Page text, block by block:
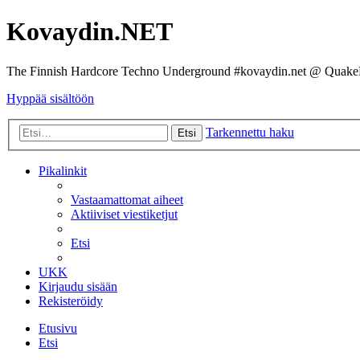
Kovaydin.NET
The Finnish Hardcore Techno Underground #kovaydin.net @
Hyppää sisältöön
Etsi Tarkennettu haku
Pikalinkit
Vastaamattomat aiheet
Aktiiviset viestiketjut
Etsi
UKK
Kirjaudu sisään
Rekisteröidy
Etusivu
Etsi